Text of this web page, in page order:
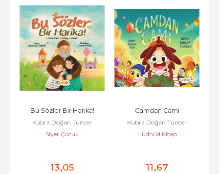
Bu Sözler Bir Harika!
Kübra Doğan Tuncer
Siyer Çocuk
13,05
Camdan Cami
Kübra Doğan Tuncer
Hüdhüd Kitap
11,67